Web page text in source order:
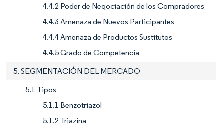
4.4.2 Poder de Negociación de los Compradores
4.4.3 Amenaza de Nuevos Participantes
4.4.4 Amenaza de Productos Sustitutos
4.4.5 Grado de Competencia
5. SEGMENTACIÓN DEL MERCADO
5.1 Tipos
5.1.1 Benzotriazol
5.1.2 Triazina